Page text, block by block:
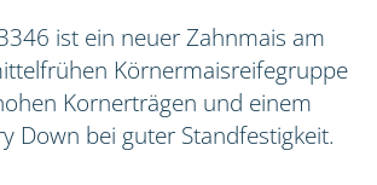
ist ein neuer Zahnmais am
Körnermaisreifegruppe
Kornerträgen und einem
Down bei guter Standfestigkeit.